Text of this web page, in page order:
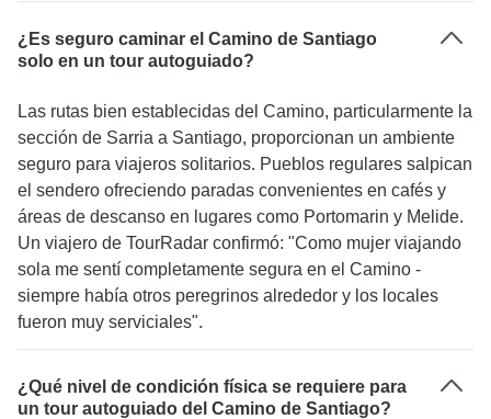
¿Es seguro caminar el Camino de Santiago
solo en un tour autoguiado?
Las rutas bien establecidas del Camino, particularmente la
sección de Sarria a Santiago, proporcionan un ambiente
seguro para viajeros solitarios. Pueblos regulares salpican
el sendero ofreciendo paradas convenientes en cafés y
áreas de descanso en lugares como Portomarin y Melide.
Un viajero de TourRadar confirmó: "Como mujer viajando
sola me sentí completamente segura en el Camino -
siempre había otros peregrinos alrededor y los locales
fueron muy serviciales".
¿Qué nivel de condición física se requiere para
un tour autoguiado del Camino de Santiago?